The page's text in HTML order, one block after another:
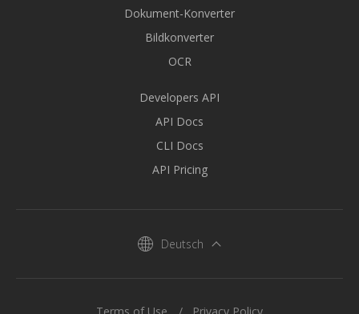
Dokument-Konverter
Bildkonverter
OCR
Developers API
API Docs
CLI Docs
API Pricing
Deutsch